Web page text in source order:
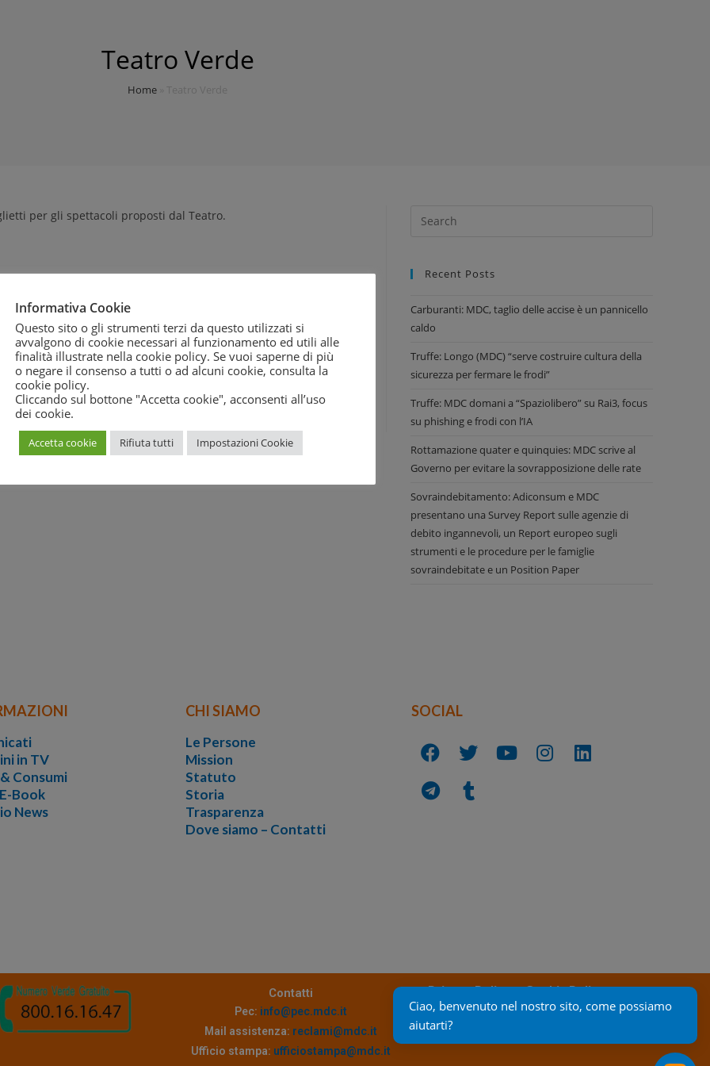
Teatro Verde
Home Teatro Verde
per gli spettacoli proposti dal Teatro.
CONVENZIONE
Loading...
Recent Posts
Carburanti: MDC, taglio delle accise è un pannicello
caldo
Truffe: Longo (MDC) “serve costruire cultura della
sicurezza per fermare le frodi”
Truffe: MDC domani a “Spaziolibero” su Rai3, focus
su phishing e frodi con l’IA
Rottamazione quater e quinquies: MDC scrive al
Governo per evitare la sovrapposizione delle rate
Sovraindebitamento: Adiconsum e MDC
presentano una Survey Report sulle agenzie di
debito ingannevoli, un Report europeo sugli
strumenti e le procedure per le famiglie
sovraindebitate e un Position Paper
in TV
Consumi
Book
News
CHI SIAMO
Le Persone
Mission
Statuto
Storia
Trasparenza
Dove siamo – Contatti
SOCIAL
Contatti
Pec: info@pec.mdc.it
Mail assistenza: reclami@mdc.it
Ufficio stampa: ufficiostampa@mdc.it
Privacy Policy Cookie Policy
Informativa Cookie
Questo sito o gli strumenti terzi da questo utilizzati si
avvalgono di cookie necessari al funzionamento ed utili alle
finalità illustrate nella cookie policy. Se vuoi saperne di più
o negare il consenso a tutti o ad alcuni cookie, consulta la
cookie policy.
Cliccando sul bottone "Accetta cookie", acconsenti all’uso
dei cookie.
Accetta cookie Rifiuta tutti Impostazioni Cookie
Ciao, benvenuto nel nostro sito, come possiamo
aiutarti?